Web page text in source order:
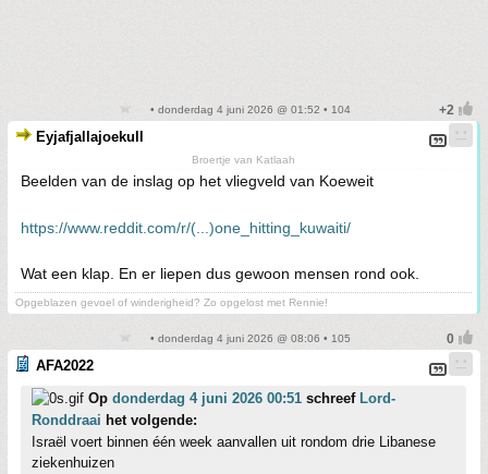
• donderdag 4 juni 2026 @ 01:52 • 104
Eyjafjallajoekull
Broertje van Katlaah
Beelden van de inslag op het vliegveld van Koeweit
https://www.reddit.com/r/(...)one_hitting_kuwaiti/
Wat een klap. En er liepen dus gewoon mensen rond ook.
Opgeblazen gevoel of winderigheid? Zo opgelost met Rennie!
• donderdag 4 juni 2026 @ 08:06 • 105
AFA2022
Op donderdag 4 juni 2026 00:51 schreef Lord-
Ronddraai het volgende:
Israël voert binnen één week aanvallen uit rondom drie Libanese
ziekenhuizen